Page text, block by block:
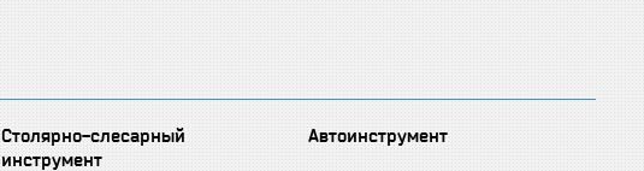
Столярно-слесарный
инструмент
Автоинструмент